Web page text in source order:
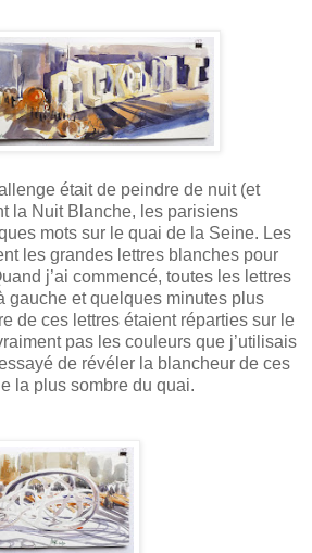
était de peindre de nuit (et
la Nuit Blanche, les parisiens
mots sur le quai de la Seine. Les
les grandes lettres blanches pour
j’ai commencé, toutes les lettres
gauche et quelques minutes plus
de ces lettres étaient réparties sur le
pas les couleurs que j’utilisais
de révéler la blancheur de ces
la plus sombre du quai.